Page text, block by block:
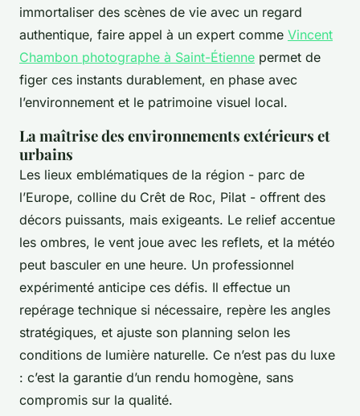
immortaliser des scènes de vie avec un regard
authentique, faire appel à un expert comme Vincent
Chambon photographe à Saint-Étienne permet de
figer ces instants durablement, en phase avec
l’environnement et le patrimoine visuel local.
La maîtrise des environnements extérieurs et
urbains
Les lieux emblématiques de la région - parc de
l’Europe, colline du Crêt de Roc, Pilat - offrent des
décors puissants, mais exigeants. Le relief accentue
les ombres, le vent joue avec les reflets, et la météo
peut basculer en une heure. Un professionnel
expérimenté anticipe ces défis. Il effectue un
repérage technique si nécessaire, repère les angles
stratégiques, et ajuste son planning selon les
conditions de lumière naturelle. Ce n’est pas du luxe
: c’est la garantie d’un rendu homogène, sans
compromis sur la qualité.